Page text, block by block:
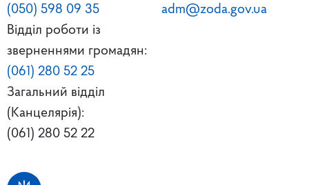
(050) 598 09 35
Відділ роботи із
зверненнями громадян:
(061) 280 52 25
Загальний відділ
(Канцелярія):
(061) 280 52 22
adm@zoda.gov.ua